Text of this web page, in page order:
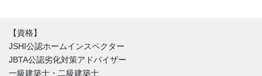
【資格】
JSHI公認ホームインスペクター
JBTA公認劣化対策アドバイザー
一級建築士・二級建築士